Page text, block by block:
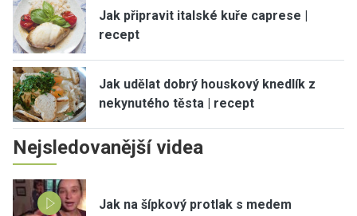
Jak připravit italské kuře caprese |
recept
Jak udělat dobrý houskový knedlík z
nekynutého těsta | recept
Nejsledovanější videa
Jak na šípkový protlak s medem